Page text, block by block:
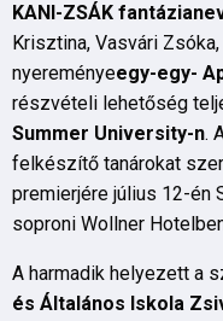
KANI-ZSÁK
Krisztina, Vasvári
nyereményeegy-egy-
részvételi lehetőség
Summer University-n.
felkészítő tanárokat
premierjére július 12-én
soproni Wollner
A harmadik helyezett a
és Általános Iskola